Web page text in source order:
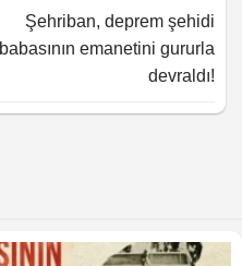
Şehriban, deprem şehidi
babasının emanetini gururla
devraldı!